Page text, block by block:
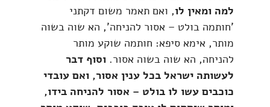
למה ומאין לו, ואם תאמר משום דקתני
'חותמה בולט – אסור להניחה', הא שוה בשוה
מותר, אימא סיפא: חותמה שוקע מותר
להניחה, הא שוה בשוה אסור. וסוף דבר
לעשותה ישראל בכל ענין אסור, ואם עובדי
כוכבים עשו לו בולט – אסור להניחה בידו,